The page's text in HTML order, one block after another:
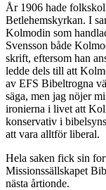
År 1906 hade
Betlehemskyrkan. I
Kolmodin som
Svensson både
skrift, eftersom han
ledde dels till att
av EFS Bibeltrogna
säga, men jag nöjer
ironierna i livet att
konservativ i
att vara alltför liberal.
Hela saken fick sin
Missionssällskapet
nästa årtionde.